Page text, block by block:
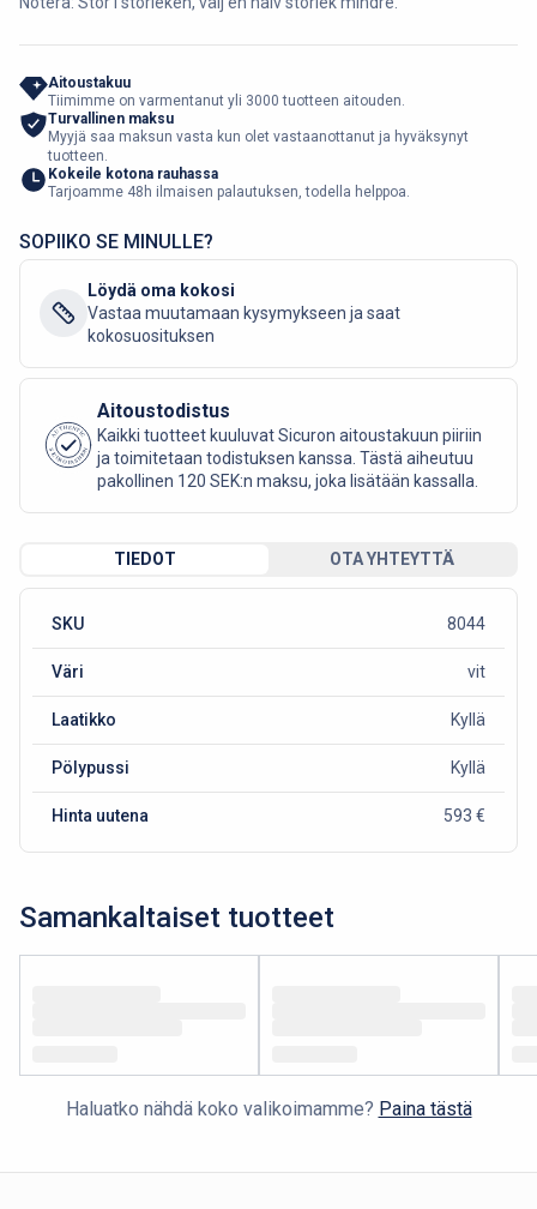
Aitoustakuu
Tiimimme on varmentanut yli 3000 tuotteen aitouden.
Turvallinen maksu
Myyjä saa maksun vasta kun olet vastaanottanut ja hyväksynyt
tuotteen.
Kokeile kotona rauhassa
Tarjoamme 48h ilmaisen palautuksen, todella helppoa.
SOPIIKO SE MINULLE?
Löydä oma kokosi
Vastaa muutamaan kysymykseen ja saat
kokosuosituksen
AUTHENTIC
SICURO FASHION
Aitoustodistus
Kaikki tuotteet kuuluvat Sicuron aitoustakuun piiriin
ja toimitetaan todistuksen kanssa. Tästä aiheutuu
pakollinen 120 SEK:n maksu, joka lisätään kassalla.
TIEDOT OTA YHTEYTTÄ
SKU 8044
Väri vit
Laatikko Kyllä
Pölypussi Kyllä
Hinta uutena 593 €
Samankaltaiset tuotteet
Haluatko nähdä koko valikoimamme? Paina tästä